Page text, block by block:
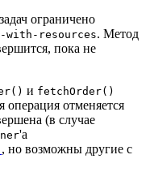
ограничено
resources. Метод
пока не
и fetchOrder()
операция отменяется
(в случае
'а
, но возможны другие с